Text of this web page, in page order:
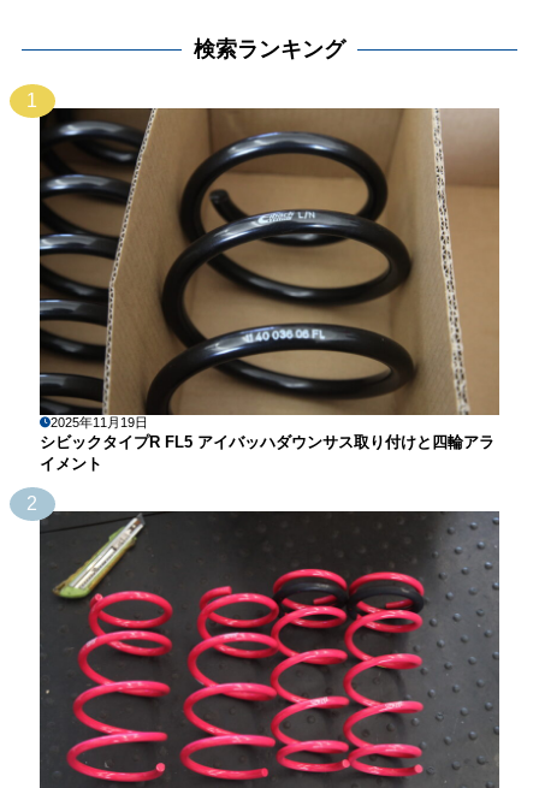
検索ランキング
1
2025年11月19日
シビックタイプR FL5 アイバッハダウンサス取り付けと四輪アラ
イメント
2